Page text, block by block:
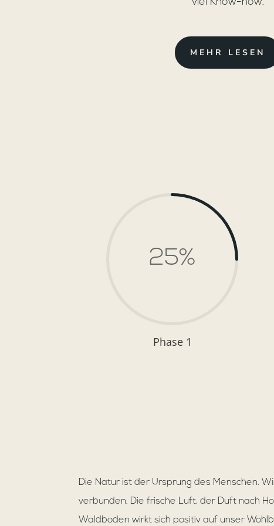
MEHR LESEN
25%
Phase 1
Die Natur ist der Ursprung des Menschen.
verbunden. Die frische Luft, der Duft nach
Waldboden wirkt sich positiv auf unser